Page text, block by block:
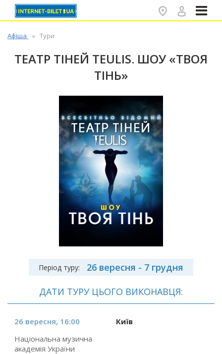
Афіша Тури
ТЕАТР ТІНЕЙ TEULIS. ШОУ «ТВОЯ
ТІНЬ»
Період туру: 26 вересня - 7 грудня
ДАТИ ТУРУ ЦЬОГО ВИКОНАВЦЯ:
26 вересня, 16:00
Київ
Національна музична
академія України